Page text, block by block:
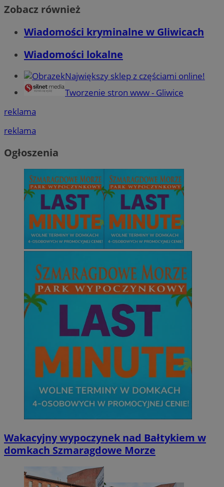
Zobacz również
Wiadomości kryminalne w Gliwicach
Wiadomości lokalne
Największy sklep z częściami online!
Tworzenie stron www - Gliwice
reklama
reklama
Ogłoszenia
Wakacyjny wypoczynek nad Bałtykiem w
domkach Szmaragdowe Morze